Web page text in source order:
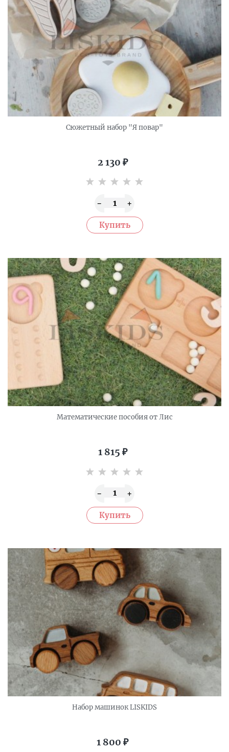
Сюжетный набор "Я повар"
2 130 ₽
Математические пособия от Лис
1 815 ₽
Набор машинок LISKIDS
1 800 ₽